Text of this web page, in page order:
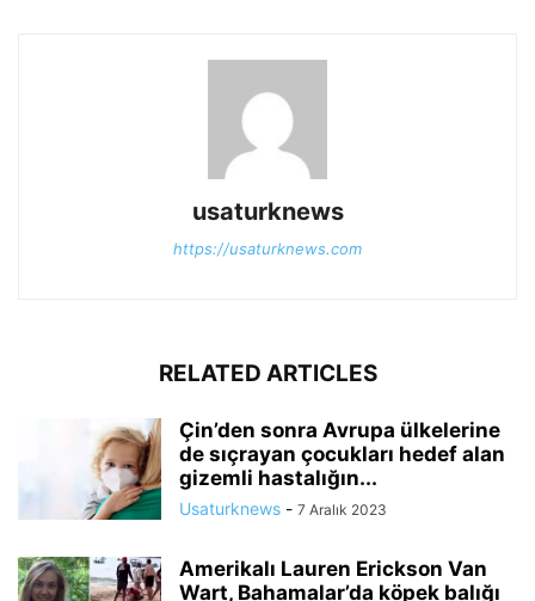
usaturknews
https://usaturknews.com
RELATED ARTICLES
Çin’den sonra Avrupa ülkelerine
de sıçrayan çocukları hedef alan
gizemli hastalığın...
Usaturknews - 7 Aralık 2023
Amerikalı Lauren Erickson Van
Wart, Bahamalar’da köpek balığı